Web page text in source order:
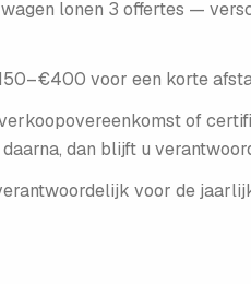
lonen 3 offertes —
voor een korte
of
dan blijft u
voor de